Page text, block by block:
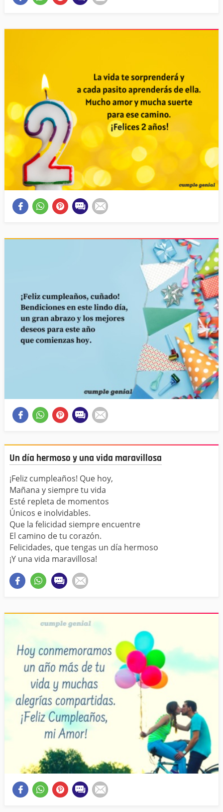
Un día hermoso y una vida maravillosa
¡Feliz cumpleaños! Que hoy,
Mañana y siempre tu vida
Esté repleta de momentos
Únicos e inolvidables.
Que la felicidad siempre encuentre
El camino de tu corazón.
Felicidades, que tengas un día hermoso
¡Y una vida maravillosa!